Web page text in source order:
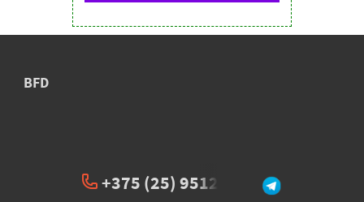
BFD
+375 (25) 951234